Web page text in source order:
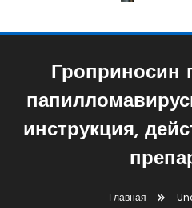
Гроприносин
инструкция,
Главная